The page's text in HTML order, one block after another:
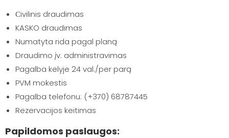
Сivilinis draudimas
KASKO draudimas
Numatyta rida pagal planą
Draudimo įv. administravimas
Pagalba kelyje 24 val./per parą
PVM mokestis
Pagalba telefonu: (+370) 68787445
Rezervacijos keitimas
Papildomos paslaugos: